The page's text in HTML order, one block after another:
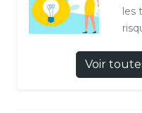
les
Voir